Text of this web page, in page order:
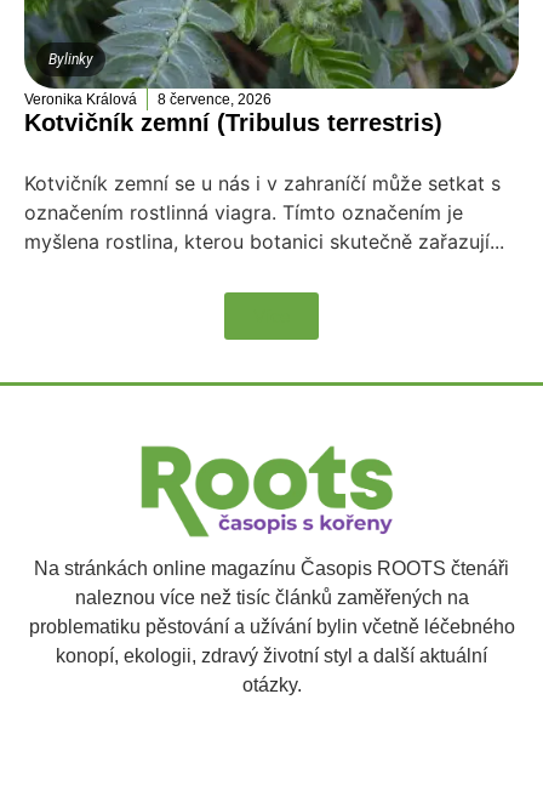
Bylinky
Veronika Králová 8 července, 2026
Kotvičník zemní (Tribulus terrestris)
Kotvičník zemní se u nás i v zahraníčí může setkat s
označením rostlinná viagra. Tímto označením je
myšlena rostlina, kterou botanici skutečně zařazují...
Na stránkách online magazínu Časopis ROOTS čtenáři
naleznou více než tisíc článků zaměřených na
problematiku pěstování a užívání bylin včetně léčebného
konopí, ekologii, zdravý životní styl a další aktuální
otázky.